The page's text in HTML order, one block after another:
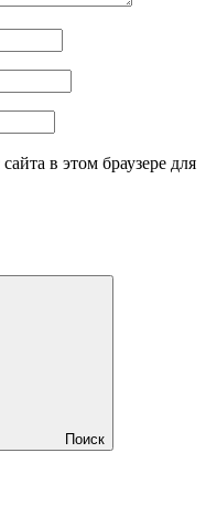
в этом браузере для
Поиск